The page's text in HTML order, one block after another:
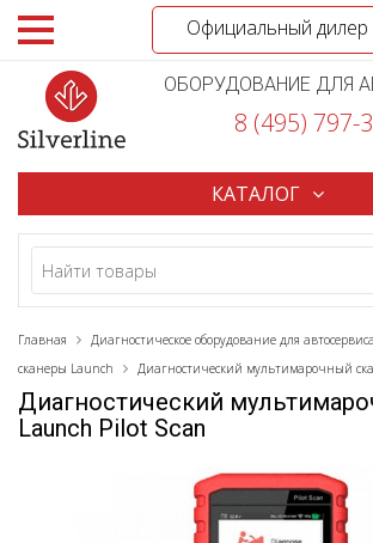
Официальный дилер
ОБОРУДОВАНИЕ ДЛЯ
8 (495) 797-
КАТАЛОГ
Главная Диагностическое оборудование для автосервиса
сканеры Launch
Диагностический мультимарочный
Диагностический
Launch Pilot Scan